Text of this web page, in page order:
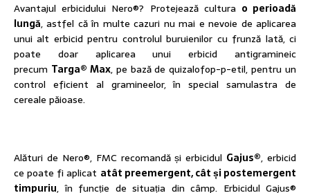
Avantajul erbicidului Nero®? Protejează cultura o perioadă
lungă, astfel că în multe cazuri nu mai e nevoie de aplicarea
unui alt erbicid pentru controlul buruienilor cu frunză lată, ci
poate doar aplicarea unui erbicid antigramineic
precum Targa® Max, pe bază de quizalofop-p-etil, pentru un
control eficient al gramineelor, în special samulastra de
cereale păioase.
Alături de Nero®, FMC recomandă și erbicidul Gajus®, erbicid
ce poate fi aplicat atât preemergent, cât și postemergent
timpuriu, în funcție de situația din câmp. Erbicidul Gajus®